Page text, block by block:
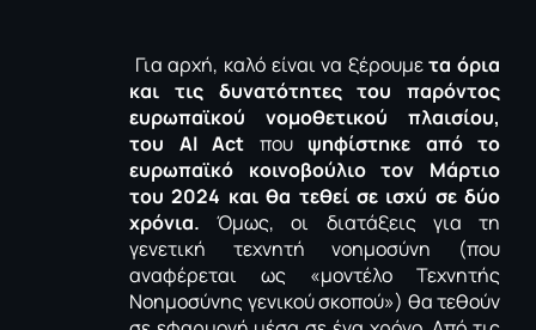
Για αρχή, καλό είναι να ξέρουμετα όρια
και τις δυνατότητες του παρόντος
ευρωπαϊκού νομοθετικού πλαισίου,
του ΑΙ Act που ψηφίστηκε από το
ευρωπαϊκό κοινοβούλιο τον Μάρτιο
του 2024 και θα τεθεί σε ισχύ σε δύο
χρόνια. Όμως, οι διατάξεις για τη
γενετική τεχνητή νοημοσύνη (που
αναφέρεται ως «μοντέλο Τεχνητής
Νοημοσύνης γενικού σκοπού») θα τεθούν